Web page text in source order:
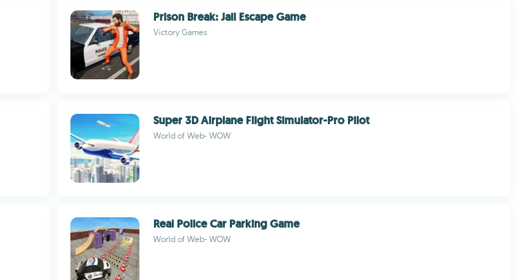
Prison Break: Jail Escape Game
Victory Games
Super 3D Airplane Flight Simulator-Pro Pilot
World of Web- WOW
Real Police Car Parking Game
World of Web- WOW